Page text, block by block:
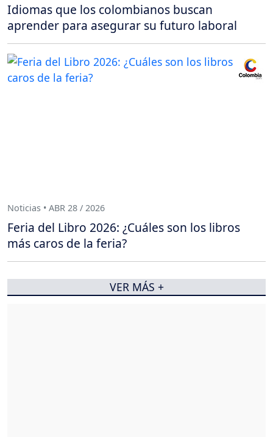
Idiomas que los colombianos buscan
aprender para asegurar su futuro laboral
Noticias • ABR 28 / 2026
Feria del Libro 2026: ¿Cuáles son los libros
más caros de la feria?
VER MÁS +